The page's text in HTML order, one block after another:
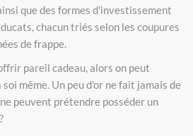
que des formes d'investissement
chacun triés selon les coupures
de frappe.
pareil cadeau, alors on peut
même. Un peu d'or ne fait jamais de
peuvent prétendre posséder un